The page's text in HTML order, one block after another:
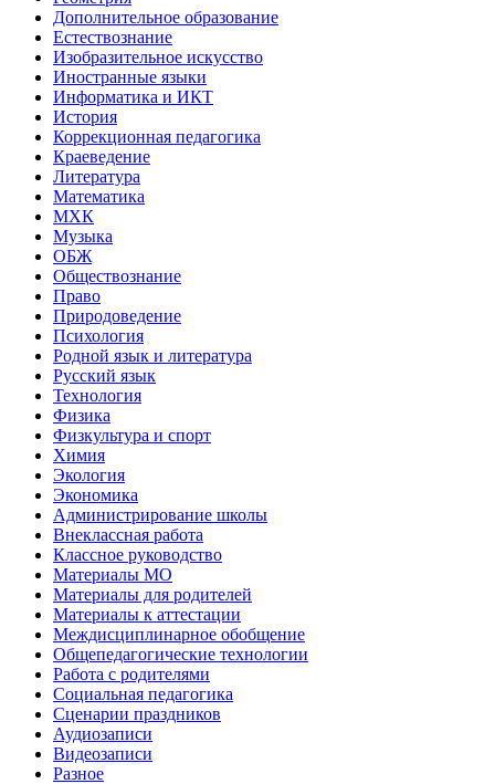
Дополнительное образование
Естествознание
Изобразительное искусство
Иностранные языки
Информатика и ИКТ
История
Коррекционная педагогика
Краеведение
Литература
Математика
МХК
Музыка
ОБЖ
Обществознание
Право
Природоведение
Психология
Родной язык и литература
Русский язык
Технология
Физика
Физкультура и спорт
Химия
Экология
Экономика
Администрирование школы
Внеклассная работа
Классное руководство
Материалы МО
Материалы для родителей
Материалы к аттестации
Междисциплинарное обобщение
Общепедагогические технологии
Работа с родителями
Социальная педагогика
Сценарии праздников
Аудиозаписи
Видеозаписи
Разное